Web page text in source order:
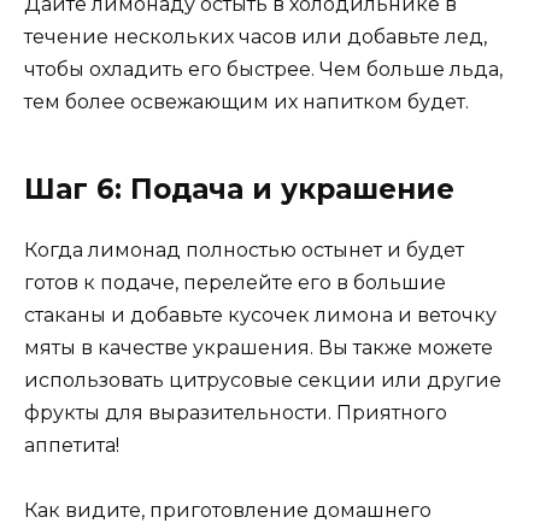
течение нескольких часов или добавьте лед,
чтобы охладить его быстрее. Чем больше льда,
тем более освежающим их напитком будет.
Шаг 6: Подача и украшение
Когда лимонад полностью остынет и будет
готов к подаче, перелейте его в большие
стаканы и добавьте кусочек лимона и веточку
мяты в качестве украшения. Вы также можете
использовать цитрусовые секции или другие
фрукты для выразительности. Приятного
аппетита!
Как видите, приготовление домашнего